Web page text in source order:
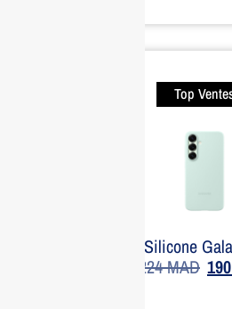
Top
Coque Silicone
224MAD 190